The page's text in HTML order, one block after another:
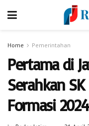
Home Pemerintahan
Pertama di
Serahkan
Formasi 2024